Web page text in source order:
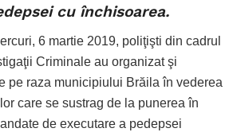
cu închisoarea.
6 martie 2019, poliţişti din cadrul
Criminale au organizat şi
pe raza municipiului Brăila în vederea
care se sustrag de la punerea în
de executare a pedepsei